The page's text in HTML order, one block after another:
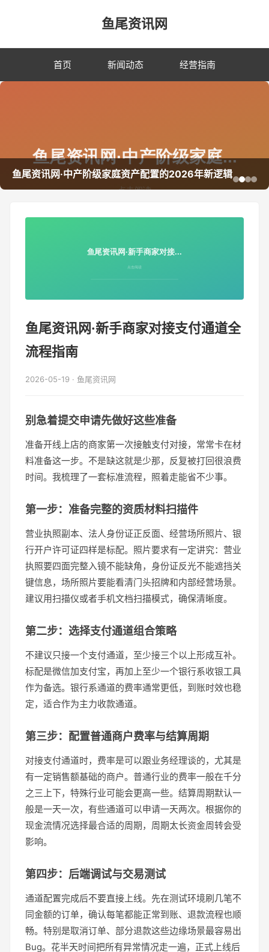
鱼尾资讯网
首页 新闻动态 经营指南
鱼尾资讯网·中产阶级家庭资产配置的2026年新逻辑
鱼尾资讯网·新手商家对接支付通道全
流程指南
2026-05-19 · 鱼尾资讯网
别急着提交申请先做好这些准备
准备开线上店的商家第一次接触支付对接，常常卡在材
料准备这一步。不是缺这就是少那，反复被打回很浪费
时间。我梳理了一套标准流程，照着走能省不少事。
第一步：准备完整的资质材料扫描件
营业执照副本、法人身份证正反面、经营场所照片、银
行开户许可证四样是标配。照片要求有一定讲究：营业
执照要四面完整入镜不能缺角，身份证反光不能遮挡关
键信息，场所照片要能看清门头招牌和内部经营场景。
建议用扫描仪或者手机文档扫描模式，确保清晰度。
第二步：选择支付通道组合策略
不建议只接一个支付通道，至少接三个以上形成互补。
标配是微信加支付宝，再加上至少一个银行系收银工具
作为备选。银行系通道的费率通常更低，到账时效也稳
定，适合作为主力收款通道。
第三步：配置普通商户费率与结算周期
对接支付通道时，费率是可以跟业务经理谈的，尤其是
有一定销售额基础的商户。普通行业的费率一般在千分
之三上下，特殊行业可能会更高一些。结算周期默认一
般是一天一次，有些通道可以申请一天两次。根据你的
现金流情况选择最合适的周期，周期太长资金周转会受
影响。
第四步：后端调试与交易测试
通道配置完成后不要直接上线。先在测试环境刷几笔不
同金额的订单，确认每笔都能正常到账、退款流程也顺
畅。特别是取消订单、部分退款这些边缘场景最容易出
Bug。花半天时间把所有异常情况走一遍，正式上线后